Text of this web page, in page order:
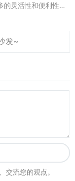
的灵活性和便利性。
为大家分享两款可以
都可以把信用卡...
流您的观点。